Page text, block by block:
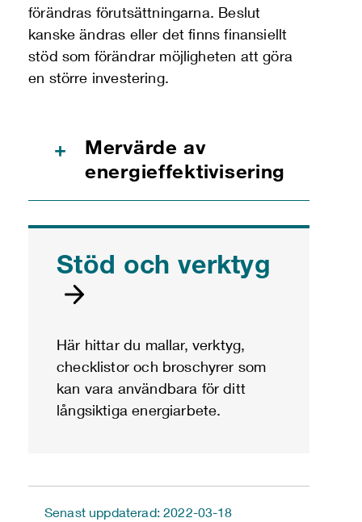
förändras förutsättningarna. Beslut
kanske ändras eller det finns finansiellt
stöd som förändrar möjligheten att göra
en större investering.
+
Mervärde av
energieffektivisering
Stöd och verktyg
Här hittar du mallar, verktyg,
checklistor och broschyrer som
kan vara användbara för ditt
långsiktiga energiarbete.
Senast uppdaterad: 2022-03-18